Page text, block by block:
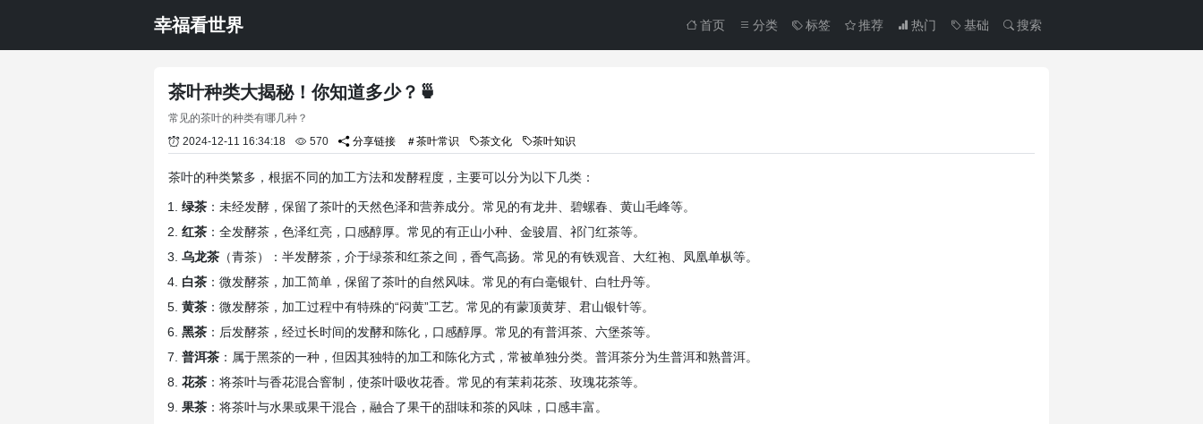
幸福看世界 首页 分类 标签 推荐 热门 基础 搜索
茶叶种类大揭秘！你知道多少？🍵
常见的茶叶的种类有哪几种？
2024-12-11 16:34:18
570 分享链接 茶叶常识 茶文化 茶叶知识
茶叶的种类繁多，根据不同的加工方法和发酵程度，主要可以分为以下几类：
绿茶 ：未经发酵，保留了茶叶的天然色泽和营养成分。常见的有龙井、碧螺春、黄山毛峰等。
红茶 ：全发酵茶，色泽红亮，口感醇厚。常见的有正山小种、金骏眉、祁门红茶等。
乌龙茶 （青茶）：半发酵茶，介于绿茶和红茶之间，香气高扬。常见的有铁观音、大红袍、凤凰单枞等。
白茶 ：微发酵茶，加工简单，保留了茶叶的自然风味。常见的有白毫银针、白牡丹等。
黄茶 ：微发酵茶，加工过程中有特殊的“闷黄”工艺。常见的有蒙顶黄芽、君山银针等。
黑茶 ：后发酵茶，经过长时间的发酵和陈化，口感醇厚。常见的有普洱茶、六堡茶等。
普洱茶 ：属于黑茶的一种，但因其独特的加工和陈化方式，常被单独分类。普洱茶分为生普洱和熟普洱。
花茶 ：将茶叶与香花混合窨制，使茶叶吸收花香。常见的有茉莉花茶、玫瑰花茶等。
果茶 ：将茶叶与水果或果干混合，融合了果干的甜味和茶的风味，口感丰富。